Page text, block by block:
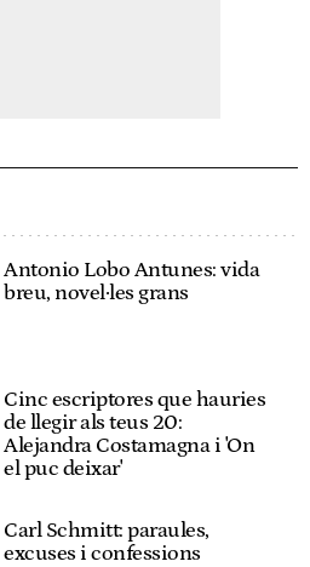
Antonio Lobo Antunes: vida
breu, novel·les grans
Cinc escriptores que hauries
de llegir als teus 20:
Alejandra Costamagna i 'On
el puc deixar'
Carl Schmitt: paraules,
excuses i confessions